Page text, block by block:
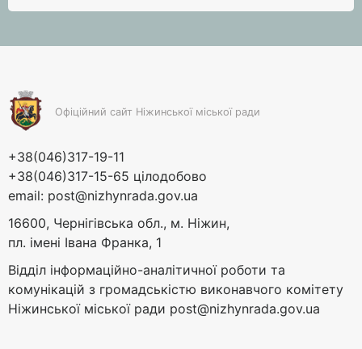
Офіційний сайт Ніжинської міської ради
+38(046)317-19-11
+38(046)317-15-65 цілодобово
email: post@nizhynrada.gov.ua
16600, Чернігівська обл., м. Ніжин,
пл. імені Івана Франка, 1
Відділ інформаційно-аналітичної роботи та
комунікацій з громадськістю виконавчого комітету
Ніжинської міської ради post@nizhynrada.gov.ua